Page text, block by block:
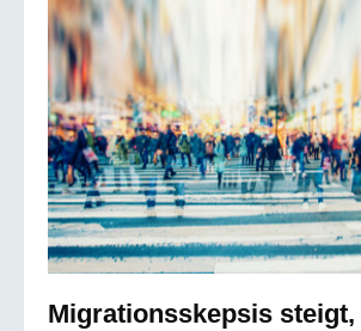
Migrationsskepsis